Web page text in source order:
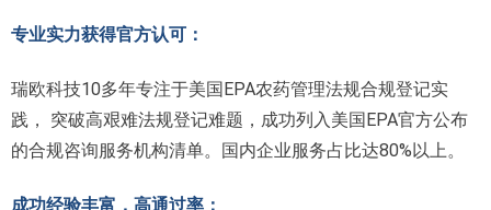
专业实力获得官方认可：
瑞欧科技10多年专注于美国EPA农药管理法规合规登记实
践， 突破高艰难法规登记难题，成功列入美国EPA官方公布
的合规咨询服务机构清单。国内企业服务占比达80%以上。
成功经验丰富，高通过率：